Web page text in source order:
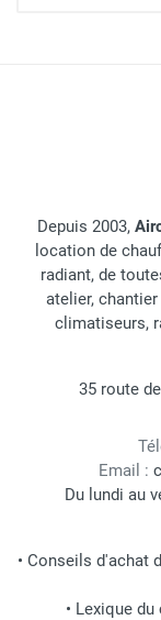
Depuis 2003,
location de
radiant, de
atelier,
climatiseurs,
35 route
Email :
Du lundi au
• Conseils d'achat
• Lexique